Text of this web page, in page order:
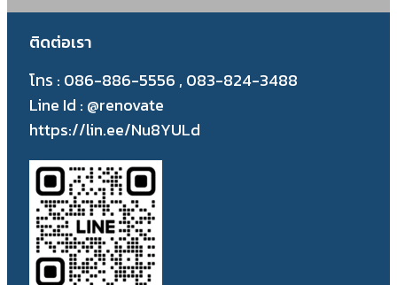
ติดต่อเรา
โทร : 086-886-5556 , 083-824-3488
Line Id : @renovate
https://lin.ee/Nu8YULd